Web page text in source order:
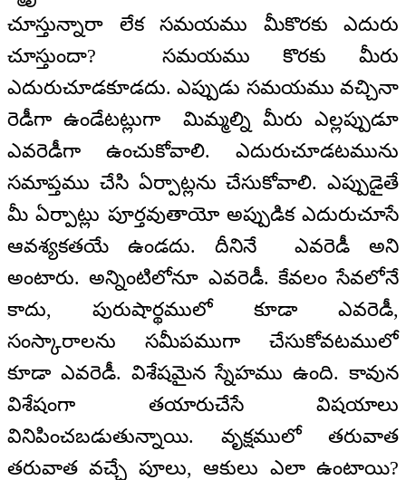
చూస్తున్నారా లేక సమయము మీకొరకు ఎదురు
చూస్తుందా? సమయము కొరకు మీరు
ఎదురుచూడకూడదు. ఎప్పుడు సమయము వచ్చినా
రెడీగా ఉండేటట్లుగా మిమ్మల్ని మీరు ఎల్లప్పుడూ
ఎవరెడీగా ఉంచుకోవాలి. ఎదురుచూడటమును
సమాప్తము చేసి ఏర్పాట్లను చేసుకోవాలి. ఎప్పుడైతే
మీ ఏర్పాట్లు పూర్తవుతాయో అప్పుడిక ఎదురుచూసే
ఆవశ్యకతయే ఉండదు. దీనినే ఎవరెడీ అని
అంటారు. అన్నింటిలోనూ ఎవరెడీ. కేవలం సేవలోనే
కాదు, పురుషార్థములో కూడా ఎవరెడీ,
సంస్కారాలను సమీపముగా చేసుకోవటములో
కూడా ఎవరెడీ. విశేషమైన స్నేహము ఉంది. కావున
విశేషంగా తయారుచేసే విషయాలు
వినిపించబడుతున్నాయి. వృక్షములో తరువాత
తరువాత వచ్చే పూలు, ఆకులు ఎలా ఉంటాయి?